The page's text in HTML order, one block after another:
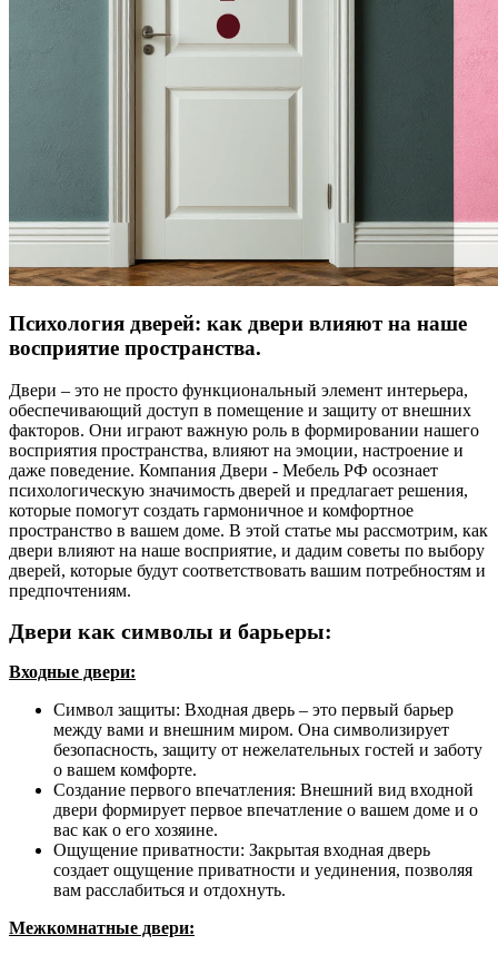
Психология дверей: как двери влияют на наше
восприятие пространства.
Двери – это не просто функциональный элемент интерьера,
обеспечивающий доступ в помещение и защиту от внешних
факторов. Они играют важную роль в формировании нашего
восприятия пространства, влияют на эмоции, настроение и
даже поведение. Компания Двери - Мебель РФ осознает
психологическую значимость дверей и предлагает решения,
которые помогут создать гармоничное и комфортное
пространство в вашем доме. В этой статье мы рассмотрим, как
двери влияют на наше восприятие, и дадим советы по выбору
дверей, которые будут соответствовать вашим потребностям и
предпочтениям.
Двери как символы и барьеры:
Входные двери:
Символ защиты: Входная дверь – это первый барьер
между вами и внешним миром. Она символизирует
безопасность, защиту от нежелательных гостей и заботу
о вашем комфорте.
Создание первого впечатления: Внешний вид входной
двери формирует первое впечатление о вашем доме и о
вас как о его хозяине.
Ощущение приватности: Закрытая входная дверь
создает ощущение приватности и уединения, позволяя
вам расслабиться и отдохнуть.
Межкомнатные двери: